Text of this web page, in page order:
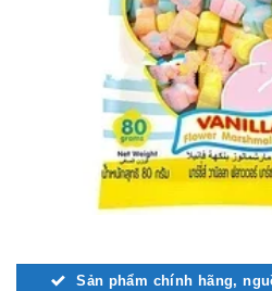
Sản phẩm chính hãng,